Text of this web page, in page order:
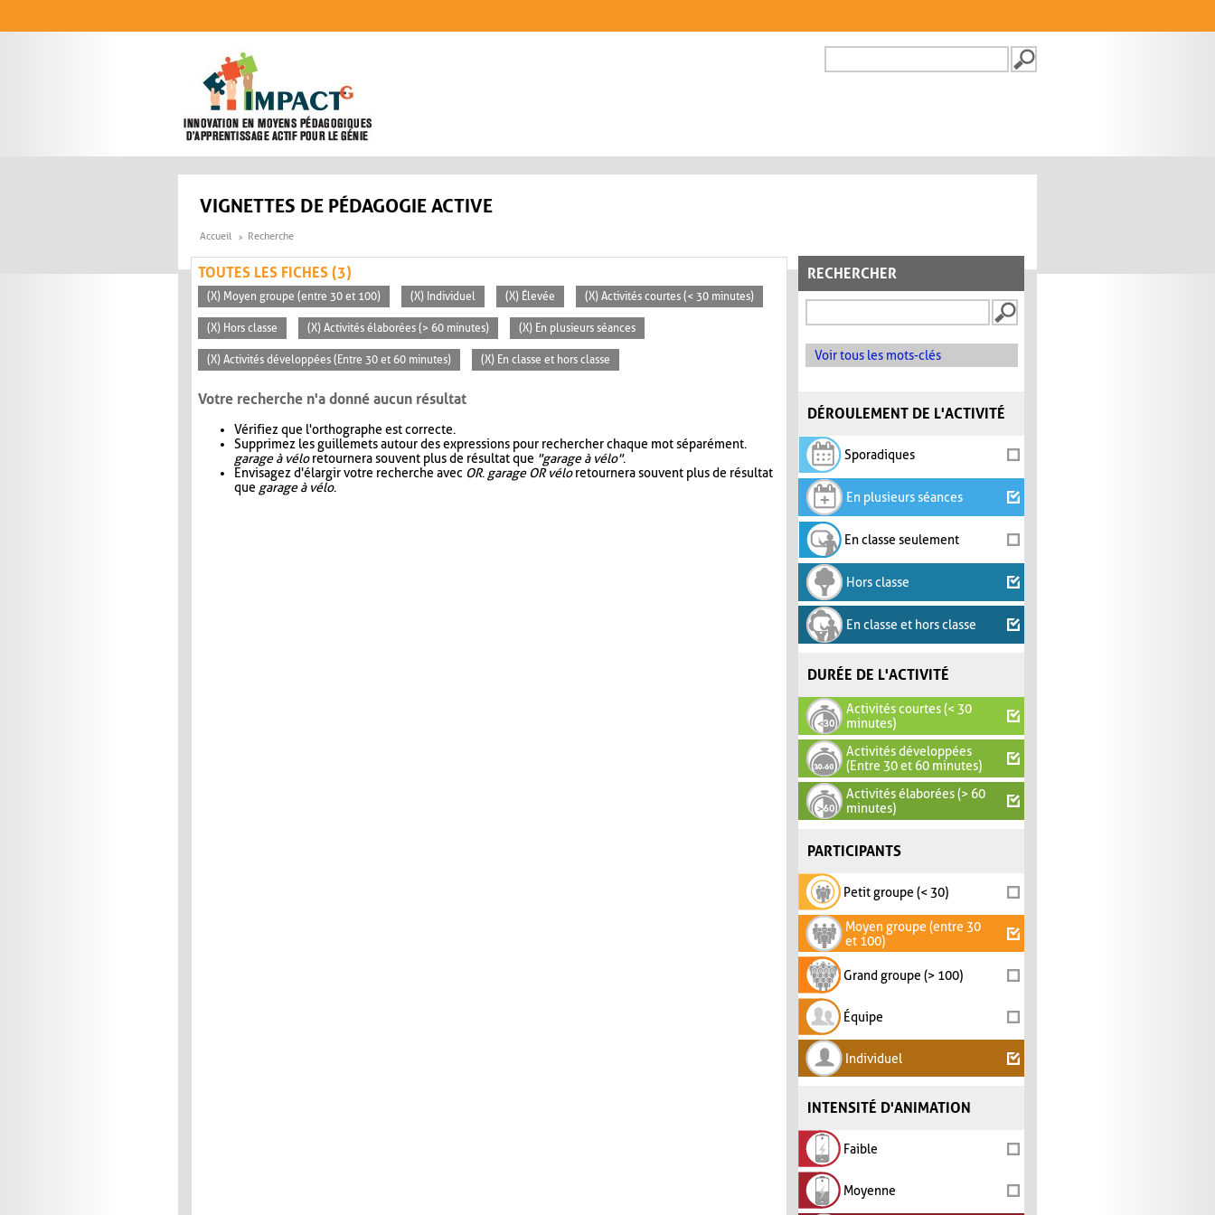
FORMULAIRE DE
VIGNETTES DE PÉDAGOGIE ACTIVE
Accueil Recherche
RECHERCHER
Voir tous les mots-clés
DÉROULEMENT DE L'ACTIVITÉ
Sporadiques
En plusieurs séances
En classe seulement
Hors classe
En classe et hors classe
DURÉE DE L'ACTIVITÉ
Activités courtes (< 30
minutes)
Activités développées
(Entre 30 et 60 minutes)
Activités élaborées (> 60
minutes)
PARTICIPANTS
Petit groupe (< 30)
Moyen groupe (entre 30
et 100)
Grand groupe (> 100)
Équipe
Individuel
INTENSITÉ D'ANIMATION
Faible
Moyenne
TOUTES LES FICHES (3)
(X) Moyen groupe (entre 30 et 100) (X) Individuel (X) Élevée (X) Activités courtes (< 30 minutes)
(X) Hors classe (X) Activités élaborées (> 60 minutes) (X) En plusieurs séances
(X) Activités développées (Entre 30 et 60 minutes) (X) En classe et hors classe
Votre recherche n'a donné aucun résultat
Vérifiez que l'orthographe est correcte.
Supprimez les guillemets autour des expressions pour rechercher chaque mot séparément.
garage à véloretournera souvent plus de résultat que "garage à vélo".
Envisagez d'élargir votre recherche avec OR. garage OR véloretournera souvent plus de résultat
que garage à vélo.